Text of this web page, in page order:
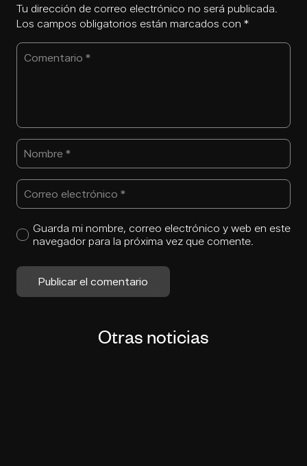
Tu dirección de correo electrónico no será publicada.
Los campos obligatorios están marcados con *
Guarda mi nombre, correo electrónico y web en este
navegador para la próxima vez que comente.
Publicar el comentario
Otras noticias